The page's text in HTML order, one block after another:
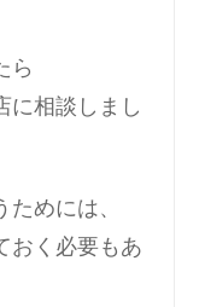
ら
に相談しまし
めには、
おく必要もあ